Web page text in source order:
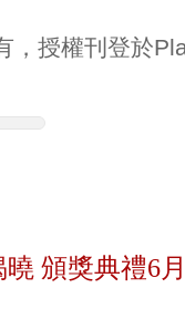
，授權刊登於
頒獎典禮6